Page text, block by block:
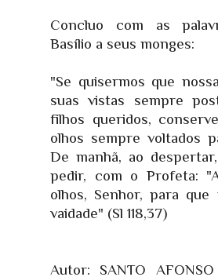
Concluo com as
Basílio a seus monges:
"Se quisermos que
suas vistas sempre
filhos queridos,
olhos sempre voltados
De manhã, ao
pedir, com o Profeta:
olhos, Senhor, para que
vaidade" (Sl 118,37)
Autor: SANTO